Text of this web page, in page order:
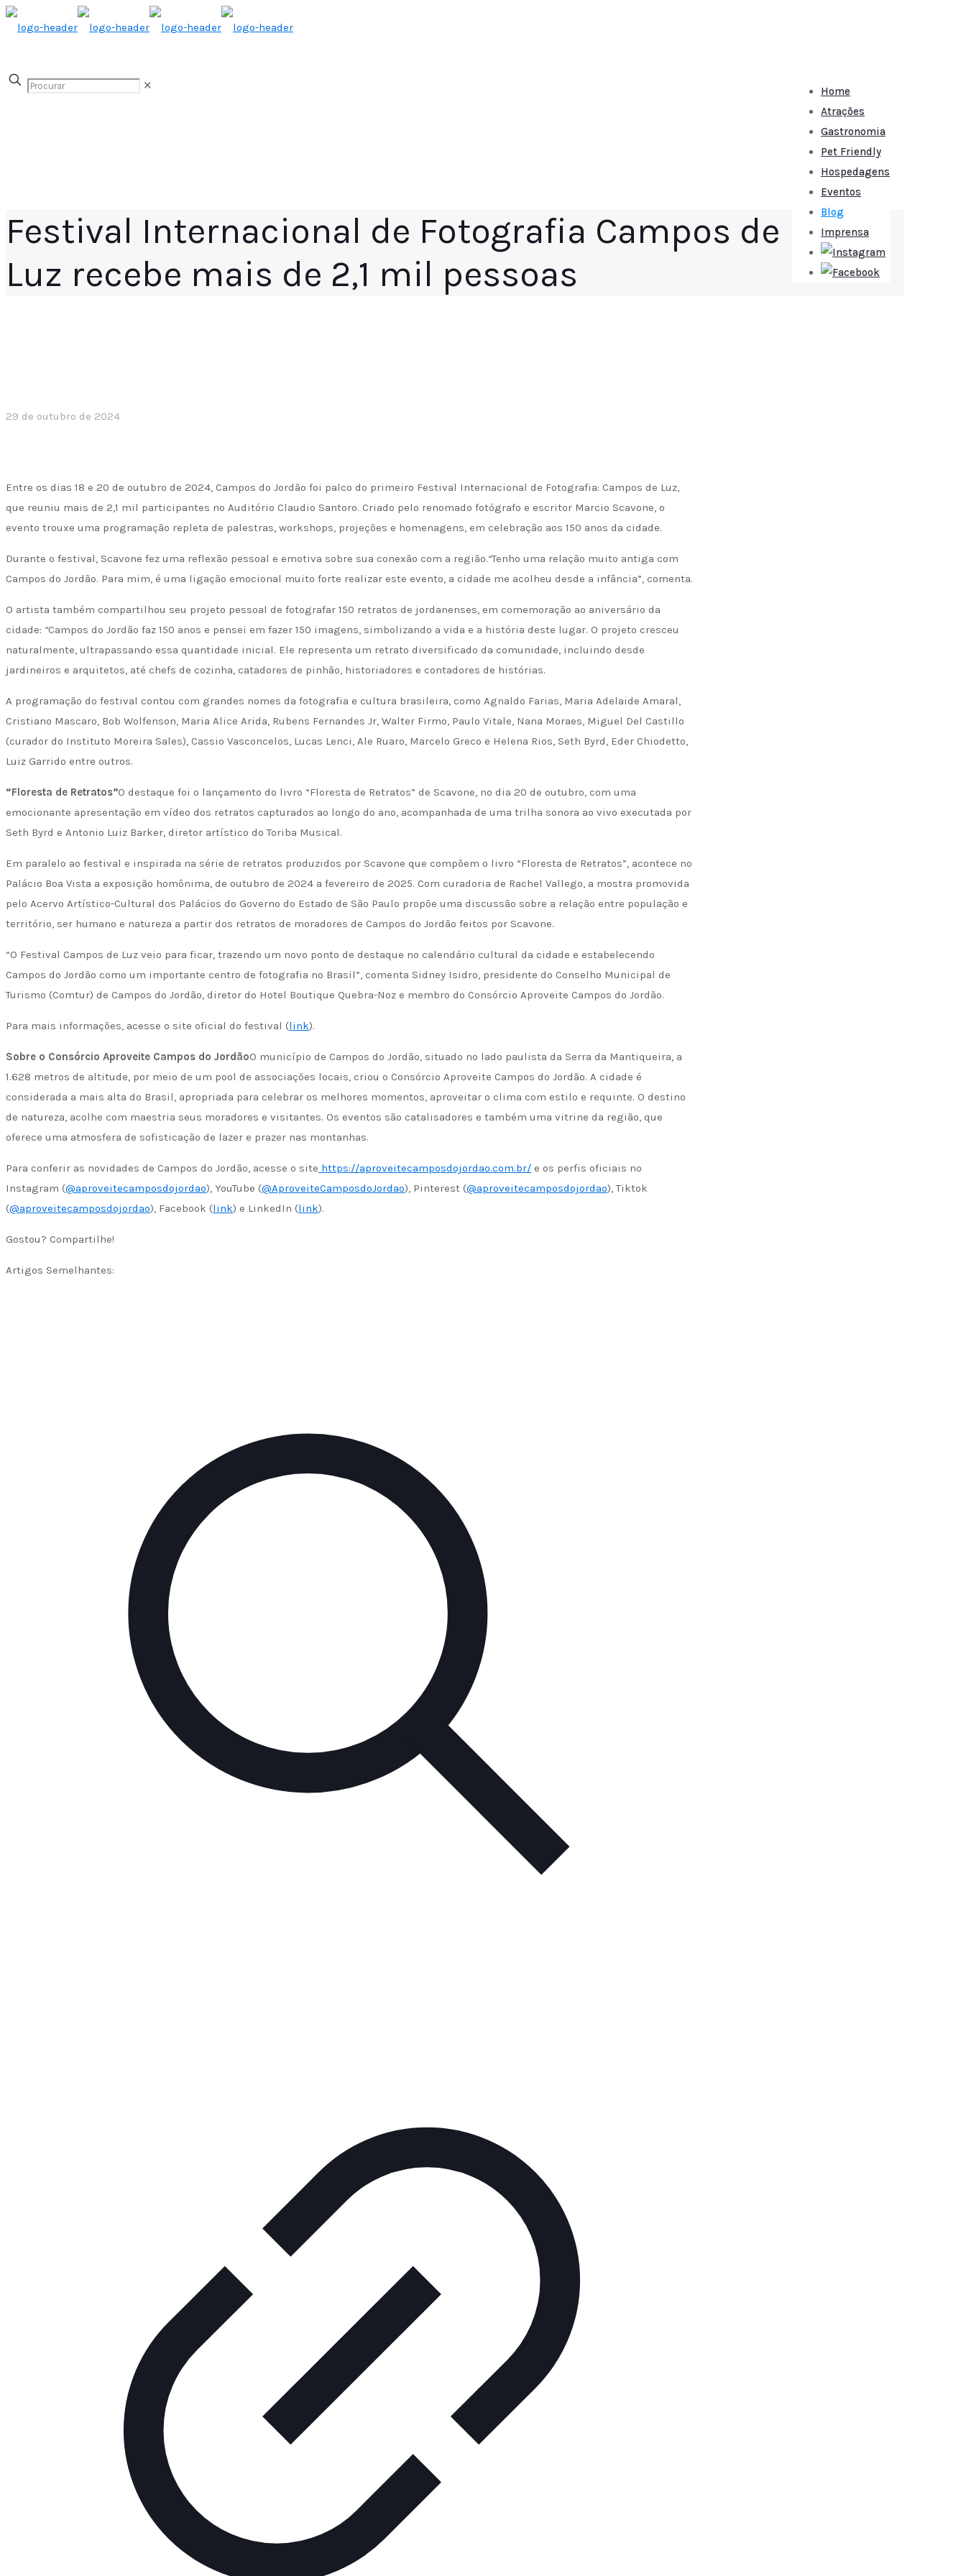
Home
Atrações
Gastronomia
Pet Friendly
Hospedagens
Eventos
Blog
Imprensa
✕
Festival Internacional de Fotografia Campos de
Luz recebe mais de 2,1 mil pessoas
29 de outubro de 2024
Entre os dias 18 e 20 de outubro de 2024, Campos do Jordão foi palco do primeiro Festival Internacional de Fotografia: Campos de Luz,
que reuniu mais de 2,1 mil participantes no Auditório Claudio Santoro. Criado pelo renomado fotógrafo e escritor Marcio Scavone, o
evento trouxe uma programação repleta de palestras, workshops, projeções e homenagens, em celebração aos 150 anos da cidade.
Durante o festival, Scavone fez uma reflexão pessoal e emotiva sobre sua conexão com a região.“Tenho uma relação muito antiga com
Campos do Jordão. Para mim, é uma ligação emocional muito forte realizar este evento, a cidade me acolheu desde a infância”, comenta.
O artista também compartilhou seu projeto pessoal de fotografar 150 retratos de jordanenses, em comemoração ao aniversário da
cidade: “Campos do Jordão faz 150 anos e pensei em fazer 150 imagens, simbolizando a vida e a história deste lugar. O projeto cresceu
naturalmente, ultrapassando essa quantidade inicial. Ele representa um retrato diversificado da comunidade, incluindo desde
jardineiros e arquitetos, até chefs de cozinha, catadores de pinhão, historiadores e contadores de histórias.
A programação do festival contou com grandes nomes da fotografia e cultura brasileira, como Agnaldo Farias, Maria Adelaide Amaral,
Cristiano Mascaro, Bob Wolfenson, Maria Alice Arida, Rubens Fernandes Jr, Walter Firmo, Paulo Vitale, Nana Moraes, Miguel Del Castillo
(curador do Instituto Moreira Sales), Cassio Vasconcelos, Lucas Lenci, Ale Ruaro, Marcelo Greco e Helena Rios, Seth Byrd, Eder Chiodetto,
Luiz Garrido entre outros.
“Floresta de Retratos”O destaque foi o lançamento do livro “Floresta de Retratos” de Scavone, no dia 20 de outubro, com uma
emocionante apresentação em vídeo dos retratos capturados ao longo do ano, acompanhada de uma trilha sonora ao vivo executada por
Seth Byrd e Antonio Luiz Barker, diretor artístico do Toriba Musical.
Em paralelo ao festival e inspirada na série de retratos produzidos por Scavone que compõem o livro “Floresta de Retratos”, acontece no
Palácio Boa Vista a exposição homônima, de outubro de 2024 a fevereiro de 2025. Com curadoria de Rachel Vallego, a mostra promovida
pelo Acervo Artístico-Cultural dos Palácios do Governo do Estado de São Paulo propõe uma discussão sobre a relação entre população e
território, ser humano e natureza a partir dos retratos de moradores de Campos do Jordão feitos por Scavone.
“O Festival Campos de Luz veio para ficar, trazendo um novo ponto de destaque no calendário cultural da cidade e estabelecendo
Campos do Jordão como um importante centro de fotografia no Brasil”, comenta Sidney Isidro, presidente do Conselho Municipal de
Turismo (Comtur) de Campos do Jordão, diretor do Hotel Boutique Quebra-Noz e membro do Consórcio Aproveite Campos do Jordão.
Para mais informações, acesse o site oficial do festival (link).
Sobre o Consórcio Aproveite Campos do JordãoO município de Campos do Jordão, situado no lado paulista da Serra da Mantiqueira, a
1.628 metros de altitude, por meio de um pool de associações locais, criou o Consórcio Aproveite Campos do Jordão. A cidade é
considerada a mais alta do Brasil, apropriada para celebrar os melhores momentos, aproveitar o clima com estilo e requinte. O destino
de natureza, acolhe com maestria seus moradores e visitantes. Os eventos são catalisadores e também uma vitrine da região, que
oferece uma atmosfera de sofisticação de lazer e prazer nas montanhas.
Para conferir as novidades de Campos do Jordão, acesse o site https://aproveitecamposdojordao.com.br/ e os perfis oficiais no
Instagram (@aproveitecamposdojordao), YouTube (@AproveiteCamposdoJordao), Pinterest (@aproveitecamposdojordao), Tiktok
(@aproveitecamposdojordao), Facebook (link) e LinkedIn (link).
Gostou? Compartilhe!
Artigos Semelhantes: